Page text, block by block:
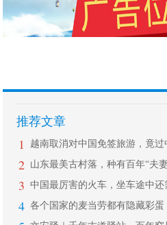
推荐文章
1
2
3
4